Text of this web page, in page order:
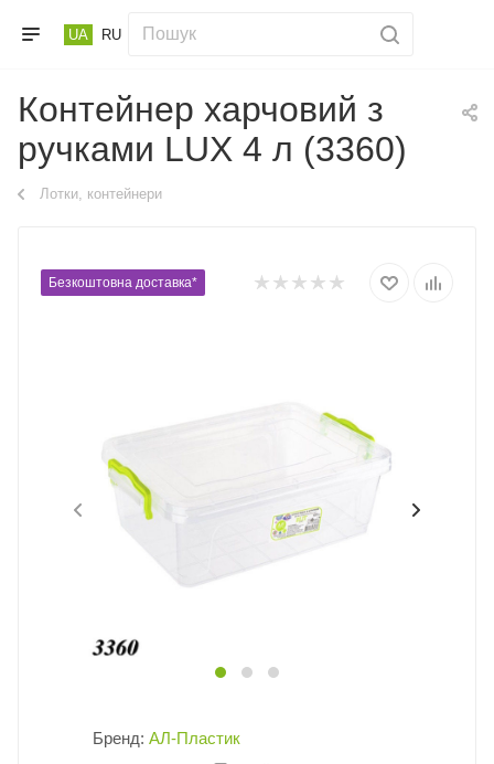
UA RU
Контейнер харчовий з
ручками LUX 4 л (3360)
Лотки, контейнери
Безкоштовна доставка*
Бренд: АЛ-Пластик